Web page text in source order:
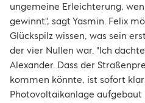
ungemeine Erleichterung,
gewinnt.", sagt Yasmin. Felix
Glückspilz wissen, was sein
der vier Nullen war. "Ich
Alexander. Dass der
kommen könnte, ist sofort
Photovoltaikanlage